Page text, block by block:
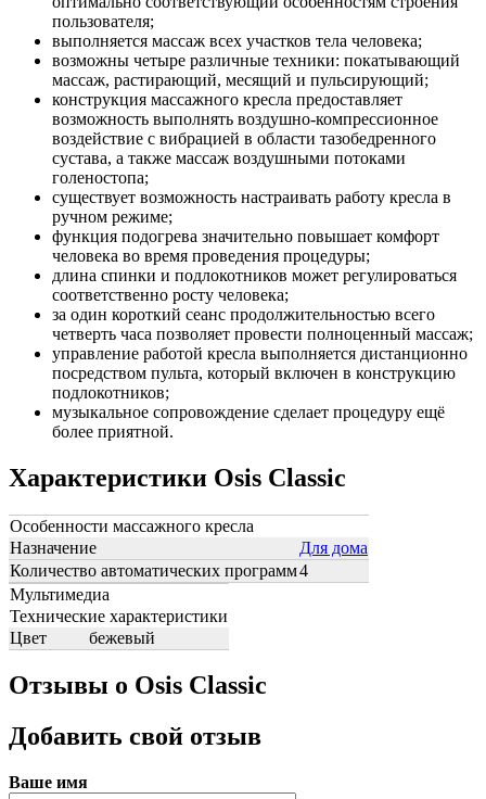
пользователя;
выполняется массаж всех участков тела человека;
возможны четыре различные техники: покатывающий
массаж, растирающий, месящий и пульсирующий;
конструкция массажного кресла предоставляет
возможность выполнять воздушно-компрессионное
воздействие с вибрацией в области тазобедренного
сустава, а также массаж воздушными потоками
голеностопа;
существует возможность настраивать работу кресла в
ручном режиме;
функция подогрева значительно повышает комфорт
человека во время проведения процедуры;
длина спинки и подлокотников может регулироваться
соответственно росту человека;
за один короткий сеанс продолжительностью всего
четверть часа позволяет провести полноценный массаж;
управление работой кресла выполняется дистанционно
посредством пульта, который включен в конструкцию
подлокотников;
музыкальное сопровождение сделает процедуру ещё
более приятной.
Характеристики Osis Classic
Особенности массажного кресла
Назначение
Для дома
Количество автоматических программ4
Мультимедиа
Технические характеристики
Цвет
бежевый
Отзывы о Osis Classic
Добавить свой отзыв
Ваше имя